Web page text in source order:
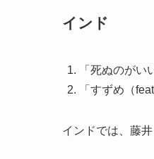
インド
「死ぬのがい
「すずめ（
インドでは、藤